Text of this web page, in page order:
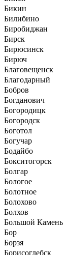
Бикин
Билибино
Биробиджан
Бирск
Бирюсинск
Бирюч
Благовещенск
Благодарный
Бобров
Богданович
Богородицк
Богородск
Боготол
Богучар
Бодайбо
Бокситогорск
Болгар
Бологое
Болотное
Болохово
Болхов
Большой Камень
Бор
Борзя
Борисоглебск